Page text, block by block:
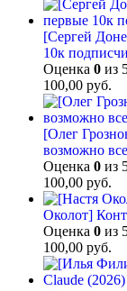
[Сергей
10к
Оценка 0 из
100,00 руб.
[Олег
возможно
Оценка 0 из
100,00 руб.
Околот]
Оценка 0 из
100,00 руб.